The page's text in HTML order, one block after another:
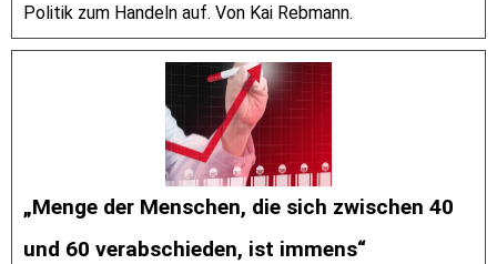
Politik zum Handeln auf. Von Kai Rebmann.
„Menge der Menschen, die sich zwischen 40
und 60 verabschieden, ist immens“